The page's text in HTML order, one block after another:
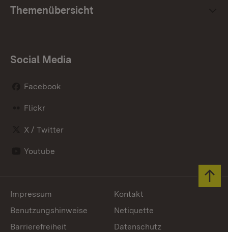
Themenübersicht
Social Media
Facebook
Flickr
X / Twitter
Youtube
Impressum
Kontakt
Benutzungshinweise
Netiquette
Barrierefreiheit
Datenschutz